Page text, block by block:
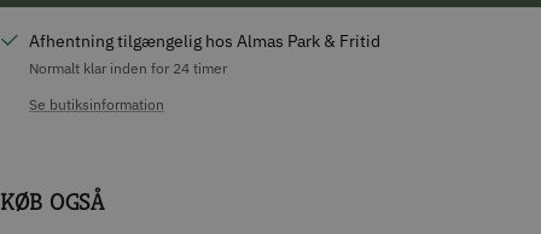
Afhentning tilgængelig hos Almas Park & Fritid
Normalt klar inden for 24 timer
Se butiksinformation
KØB OGSÅ